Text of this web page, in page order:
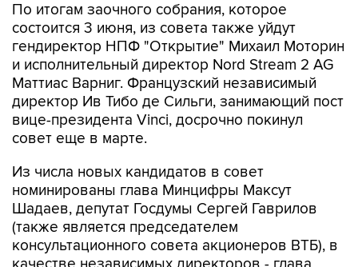
По итогам заочного собрания, которое
состоится 3 июня, из совета также уйдут
гендиректор НПФ "Открытие" Михаил Моторин
и исполнительный директор Nord Stream 2 AG
Маттиас Варниг. Французский независимый
директор Ив Тибо де Сильги, занимающий пост
вице-президента Vinci, досрочно покинул
совет еще в марте.
Из числа новых кандидатов в совет
номинированы глава Минцифры Максут
Шадаев, депутат Госдумы Сергей Гаврилов
(также является председателем
консультационного совета акционеров ВТБ), в